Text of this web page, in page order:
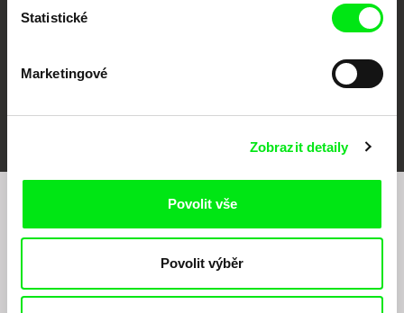
Statistické
Marketingové
Zobrazit detaily
Povolit vše
Povolit výběr
filmovém programu?